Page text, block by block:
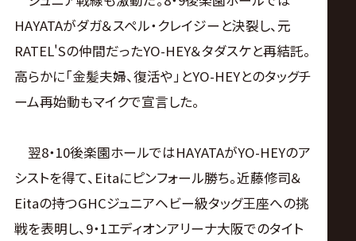
HAYATAがダガ＆スペル・クレイジーと決裂し、元
RATEL'Sの仲間だったYO-HEY＆タダスケと再結託。
高らかに「金髪夫婦、復活や」とYO-HEYとのタッグチ
ーム再始動もマイクで宣言した。
翌8・10後楽園ホールではHAYATAがYO-HEYのア
シストを得て、Eitaにピンフォール勝ち。近藤修司＆
Eitaの持つGHCジュニアヘビー級タッグ王座への挑
戦を表明し、9・1エディオンアリーナ大阪でのタイト